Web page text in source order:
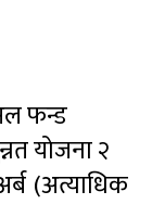
फन्ड
योजना २
(अत्याधिक